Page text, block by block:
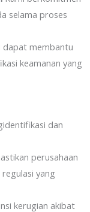
selama proses
membantu
keamanan yang
dan
perusahaan
yang
kerugian akibat